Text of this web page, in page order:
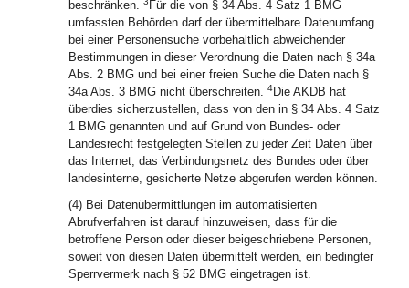
beschränken.
Für die von § 34 Abs. 4 Satz 1 BMG
umfassten Behörden darf der übermittelbare Datenumfang
bei einer Personensuche vorbehaltlich abweichender
Bestimmungen in dieser Verordnung die Daten nach § 34a
Abs. 2 BMG und bei einer freien Suche die Daten nach §
34a Abs. 3 BMG nicht überschreiten. 4Die AKDB hat
überdies sicherzustellen, dass von den in § 34 Abs. 4 Satz
1 BMG genannten und auf Grund von Bundes- oder
Landesrecht festgelegten Stellen zu jeder Zeit Daten über
das Internet, das Verbindungsnetz des Bundes oder über
landesinterne, gesicherte Netze abgerufen werden können.
(4) Bei Datenübermittlungen im automatisierten
Abrufverfahren ist darauf hinzuweisen, dass für die
betroffene Person oder dieser beigeschriebene Personen,
soweit von diesen Daten übermittelt werden, ein bedingter
Sperrvermerk nach § 52 BMG eingetragen ist.